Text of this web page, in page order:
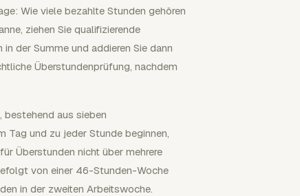
Wie viele bezahlte Stunden gehören
ziehen Sie qualifizierende
der Summe und addieren Sie dann
Überstundenprüfung, nachdem
bestehend aus sieben
Tag und zu jeder Stunde beginnen,
Überstunden nicht über mehrere
von einer 46-Stunden-Woche
in der zweiten Arbeitswoche.